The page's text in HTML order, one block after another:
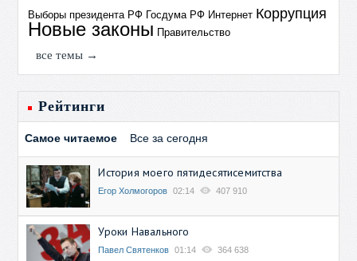
Выборы президента РФ Госдума РФ Интернет Коррупция
Новые законы Правительство
все темы →
Рейтинги
Самое читаемое Все за сегодня
История моего пятидесятисемитства
Егор Холмогоров 02:14 407 910
Уроки Навального
Павел Святенков 01:14 364 638